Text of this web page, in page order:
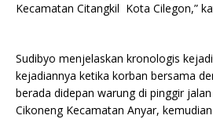
Kecamatan Citangkil Kota Cilegon,”
Sudibyo menjelaskan kronologis
kejadiannya ketika korban bersama
berada didepan warung di pinggir
Cikoneng Kecamatan Anyar,